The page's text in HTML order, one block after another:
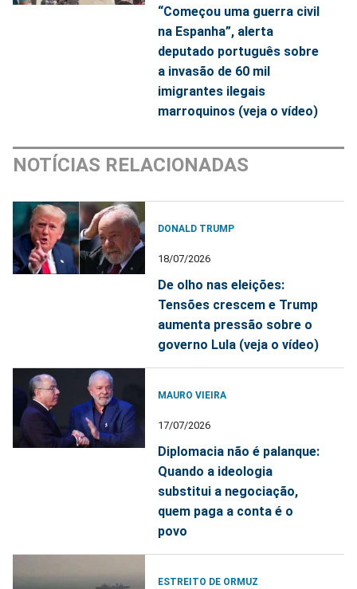
“Começou uma guerra civil
na Espanha”, alerta
deputado português sobre
a invasão de 60 mil
imigrantes ilegais
marroquinos (veja o vídeo)
NOTÍCIAS RELACIONADAS
DONALD TRUMP
18/07/2026
De olho nas eleições:
Tensões crescem e Trump
aumenta pressão sobre o
governo Lula (veja o vídeo)
MAURO VIEIRA
17/07/2026
Diplomacia não é palanque:
Quando a ideologia
substitui a negociação,
quem paga a conta é o
povo
ESTREITO DE ORMUZ